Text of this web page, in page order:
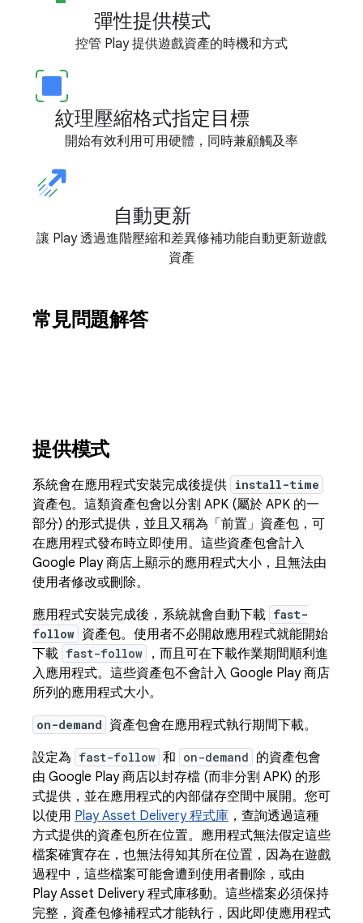
彈性提供模式
控管 Play 提供遊戲資產的時機和方式
紋理壓縮格式指定目標
開始有效利用可用硬體，同時兼顧觸及率
自動更新
讓 Play 透過進階壓縮和差異修補功能自動更新遊戲
資產
常見問題解答
提供模式
系統會在應用程式安裝完成後提供 install-time
資產包。這類資產包會以分割 APK (屬於 APK 的一
部分) 的形式提供，並且又稱為「前置」資產包，可
在應用程式發布時立即使用。這些資產包會計入
Google Play 商店上顯示的應用程式大小，且無法由
使用者修改或刪除。
應用程式安裝完成後，系統就會自動下載 fast-
follow 資產包。使用者不必開啟應用程式就能開始
下載 fast-follow
，而且可在下載作業期間順利進
入應用程式。這些資產包不會計入 Google Play 商店
所列的應用程式大小。
on-demand 資產包會在應用程式執行期間下載。
設定為 fast-follow 和 on-demand 的資產包會
由 Google Play 商店以封存檔 (而非分割 APK) 的形
式提供，並在應用程式的內部儲存空間中展開。您可
以使用 Play Asset Delivery 程式庫 ，查詢透過這種
方式提供的資產包所在位置。應用程式無法假定這些
檔案確實存在，也無法得知其所在位置，因為在遊戲
過程中，這些檔案可能會遭到使用者刪除，或由
Play Asset Delivery 程式庫移動。這些檔案必須保持
完整，資產包修補程式才能執行，因此即使應用程式